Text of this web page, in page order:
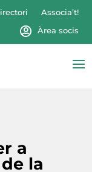
Associa’t!
Àrea socis
a
la